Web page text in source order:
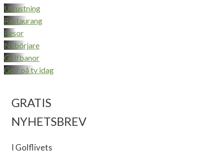
Utrustning
Restaurang
Resor
Nybörjare
Golfbanor
Golf på tv idag
GRATIS
NYHETSBREV
I Golflivets